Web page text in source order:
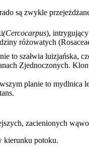
są zwykle
(Cercocarpus),
różowatych
to szałwia luizjańska,
Zjednoczonych.
planie to mydlnica
zacienionych
kierunku potoku.